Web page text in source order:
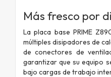
Más fresco por
La placa base PRIME
múltiples disipadores de
de conectores de
garantizar que su equipo
bajo cargas de trabajo